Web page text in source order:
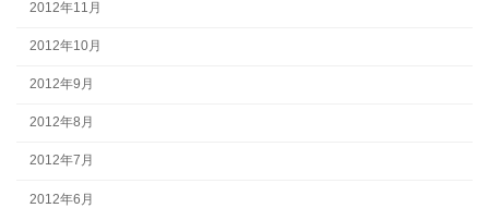
2012年11月
2012年10月
2012年9月
2012年8月
2012年7月
2012年6月